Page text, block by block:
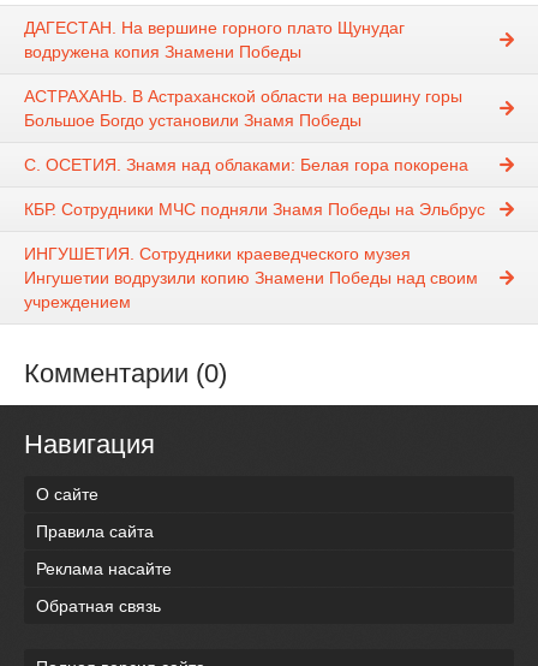
ДАГЕСТАН. На вершине горного плато Щунудаг
водружена копия Знамени Победы
АСТРАХАНЬ. В Астраханской области на вершину горы
Большое Богдо установили Знамя Победы
С. ОСЕТИЯ. Знамя над облаками: Белая гора покорена
КБР. Сотрудники МЧС подняли Знамя Победы на Эльбрус
ИНГУШЕТИЯ. Сотрудники краеведческого музея
Ингушетии водрузили копию Знамени Победы над своим
учреждением
Комментарии (0)
Навигация
О сайте
Правила сайта
Реклама насайте
Обратная связь